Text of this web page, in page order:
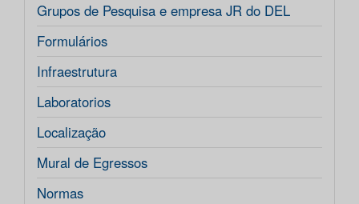
Grupos de Pesquisa e empresa JR do DEL
Formulários
Infraestrutura
Laboratorios
Localização
Mural de Egressos
Normas